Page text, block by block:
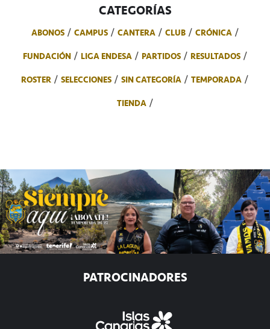
CATEGORÍAS
ABONOS CAMPUS CANTERA CLUB
CRÓNICA
FUNDACIÓN
LIGA ENDESA PARTIDOS
RESULTADOS
ROSTER
SELECCIONES SIN CATEGORÍA
TEMPORADA
TIENDA
PATROCINADORES